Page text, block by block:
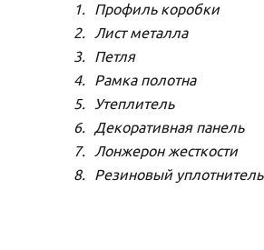
Профиль коробки
Лист металла
Петля
Рамка полотна
Утеплитель
Декоративная панель
Лонжерон жесткости
Резиновый уплотнитель